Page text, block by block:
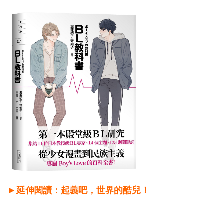
►延伸閱讀：起義吧，世界的酷兒！